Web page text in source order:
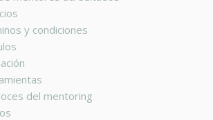
y condiciones
del mentoring